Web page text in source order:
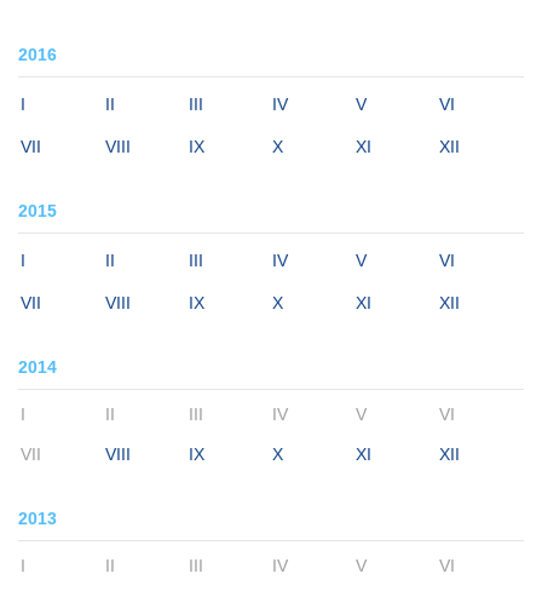
2016
I II III IV V VI
VII VIII IX X XI XII
2015
I II III IV V VI
VII VIII IX X XI XII
2014
I II III IV V VI
VII VIII IX X XI XII
2013
I II III IV V
VI